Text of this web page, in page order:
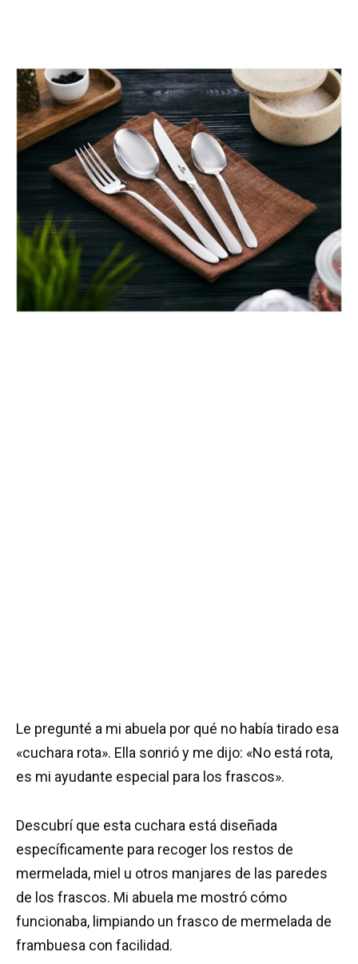
Le pregunté a mi abuela por qué no había tirado esa
«cuchara rota». Ella sonrió y me dijo: «No está rota,
es mi ayudante especial para los frascos».
Descubrí que esta cuchara está diseñada
específicamente para recoger los restos de
mermelada, miel u otros manjares de las paredes
de los frascos. Mi abuela me mostró cómo
funcionaba, limpiando un frasco de mermelada de
frambuesa con facilidad.